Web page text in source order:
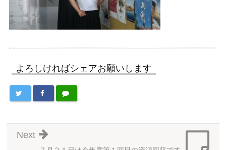
よろしければシェアお願いします
Next